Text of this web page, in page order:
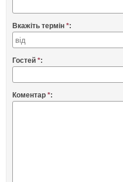
Вкажіть термін *:
Гостей *:
Коментар *: